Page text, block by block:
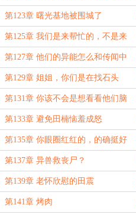
不能拒绝我和你一起
第123章 曙光基地被围城了
第125章 我们是来帮忙的，不是来
打秋风的
第127章 他们的异能怎么和传闻中
不一样？
第129章 姐姐，你们是在找石头
吗？
第131章 你该不会是想看看他们脑
袋里有没有晶核吧？
第133章 避免田楠恼羞成怒
第135章 你眼圈红红的，的确挺好
看的
第137章 异兽救丧尸？
第139章 老怀欣慰的田震
第141章 烤肉